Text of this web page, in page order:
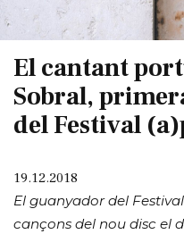
El cantant
Sobral,
del Festival
19.12.2018
El guanyador del
cançons del nou disc el